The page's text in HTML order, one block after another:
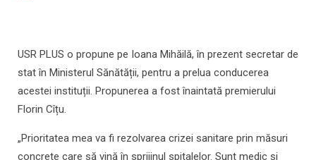
USR PLUS o propune pe Ioana Mihăilă, în prezent secretar de
stat în Ministerul Sănătății, pentru a prelua conducerea
acestei instituții. Propunerea a fost înaintată premierului
Florin Cîțu.
„Prioritatea mea va fi rezolvarea crizei sanitare prin măsuri
concrete care să vină în sprijinul spitalelor. Sunt medic și